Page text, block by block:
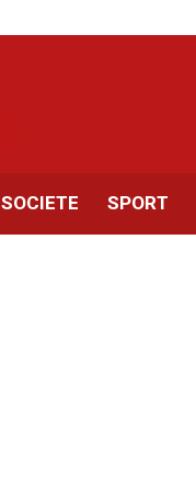
SOCIETE SPORT